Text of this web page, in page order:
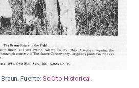
Fuente:SciOto Historical .